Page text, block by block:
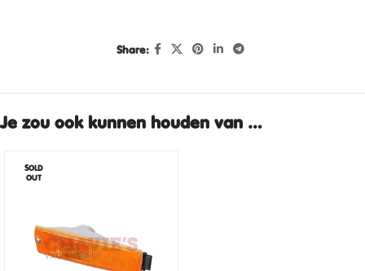
Share:
Je zou ook kunnen houden van …
SOLD
OUT